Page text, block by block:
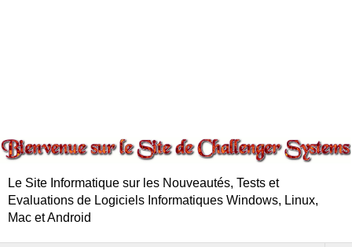
Le Site Informatique sur les Nouveautés, Tests et
Evaluations de Logiciels Informatiques Windows, Linux,
Mac et Android